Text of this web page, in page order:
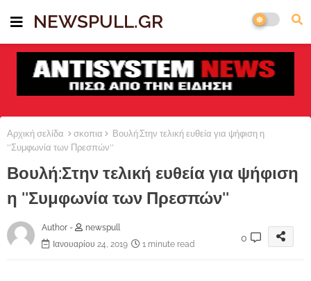
NEWSPULL.GR
Αρχική σελίδα σκοπια
Βουλή:Στην τελική ευθεία για ψήφιση η
''Συμφωνία των Πρεσπών''
Βουλή:Στην τελική ευθεία για ψήφιση
η ''Συμφωνία των Πρεσπών''
Author -
newspull
Ιανουαρίου 24, 2019
1 minute read
0